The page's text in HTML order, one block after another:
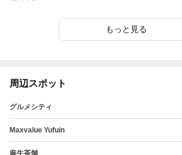
もっと見る
周辺スポット
グルメシティ
Maxvalue Yufuin
麻生茶舗